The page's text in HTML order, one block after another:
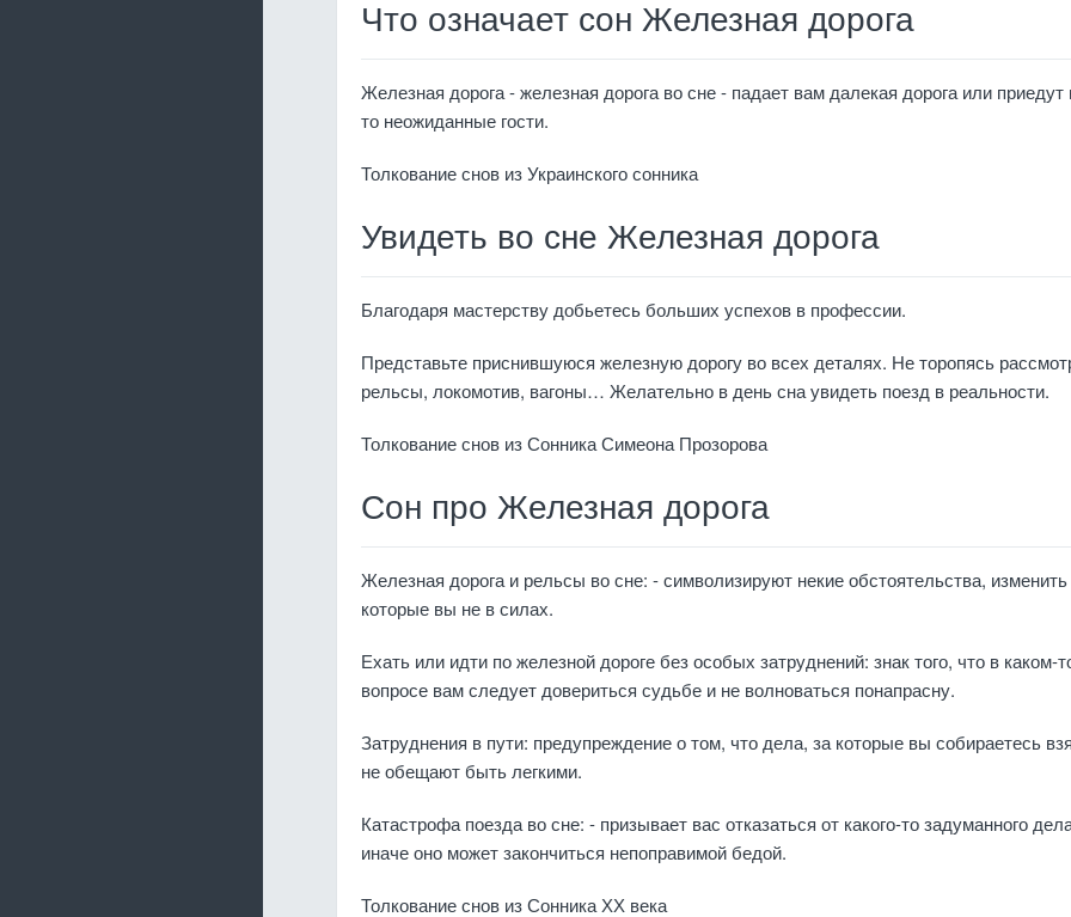
Что означает сон Железная дорога
Железная дорога - железная дорога во сне - падает вам далекая дорога или приедут
то неожиданные гости.
Толкование снов из Украинского сонника
Увидеть во сне Железная дорога
Благодаря мастерству добьетесь больших успехов в профессии.
Представьте приснившуюся железную дорогу во всех деталях. Не торопясь
рельсы, локомотив, вагоны… Желательно в день сна увидеть поезд в реальности.
Толкование снов из Сонника Симеона Прозорова
Сон про Железная дорога
Железная дорога и рельсы во сне: - символизируют некие обстоятельства, изменить
которые вы не в силах.
Ехать или идти по железной дороге без особых затруднений: знак того, что в каком-
вопросе вам следует довериться судьбе и не волноваться понапрасну.
Затруднения в пути: предупреждение о том, что дела, за которые вы собираетесь
не обещают быть легкими.
Катастрофа поезда во сне: - призывает вас отказаться от какого-то задуманного
иначе оно может закончиться непоправимой бедой.
Толкование снов из Сонника ХХ века